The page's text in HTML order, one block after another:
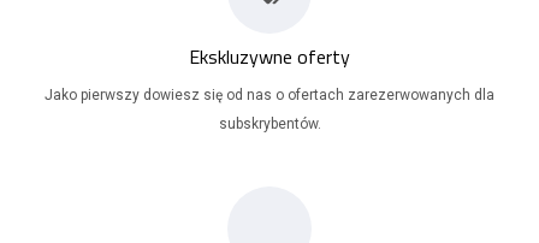
Ekskluzywne oferty
Jako pierwszy dowiesz się od nas o ofertach zarezerwowanych dla
subskrybentów.